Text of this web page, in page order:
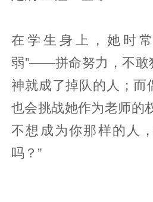
在学生身上，她时
弱”——拼命努力，不敢
神就成了掉队的人；而
也会挑战她作为老师的
不想成为你那样的人
吗？”